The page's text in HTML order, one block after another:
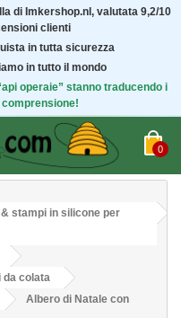
di Imkershop.nl, valutata 9,2/10
clienti
in tutta sicurezza
in tutto il mondo
operaie” stanno traducendo i
0
stampi in silicone per
da colata
Albero di Natale con